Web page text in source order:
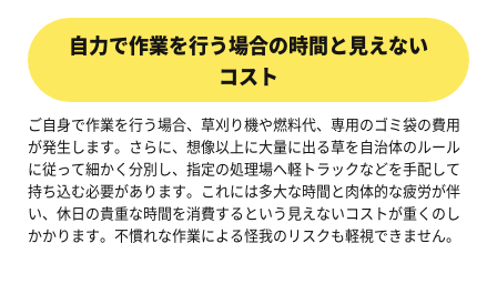
自力で作業を行う場合の時間と見えない
コスト
ご自身で作業を行う場合、草刈り機や燃料代、専用のゴミ袋の費用
が発生します。さらに、想像以上に大量に出る草を自治体のルール
に従って細かく分別し、指定の処理場へ軽トラックなどを手配して
持ち込む必要があります。これには多大な時間と肉体的な疲労が伴
い、休日の貴重な時間を消費するという見えないコストが重くのし
かかります。不慣れな作業による怪我のリスクも軽視できません。